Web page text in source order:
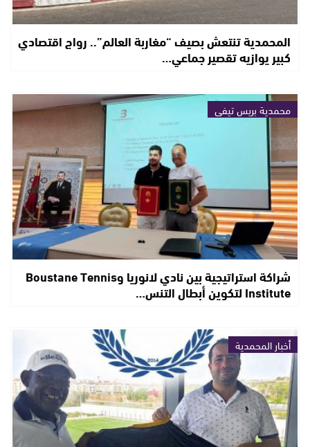
المحمدية تنتعش بصيف “مغاربة العالم”.. رواج اقتصادي
كبير يوازيه تقصير جماعي…
محمدية بريس تيفي
شراكة استراتيجية بين نادي لانوريا وBoustane Tennis
Institute لتكوين أبطال التنس…
أخبار المحمدية